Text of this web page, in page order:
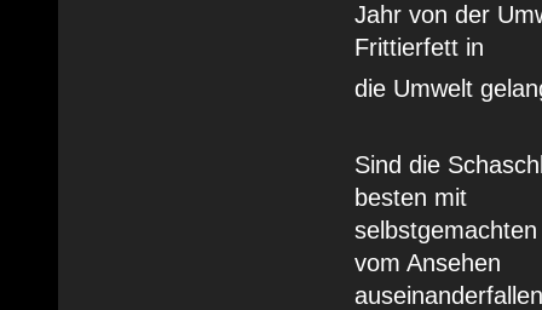
Jahr von der
Frittierfett in
die Umwelt
Sind die
besten mit
vom Ansehen